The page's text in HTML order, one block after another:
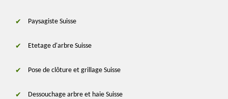
Paysagiste Suisse
Etetage d'arbre Suisse
Pose de clôture et grillage Suisse
Dessouchage arbre et haie Suisse